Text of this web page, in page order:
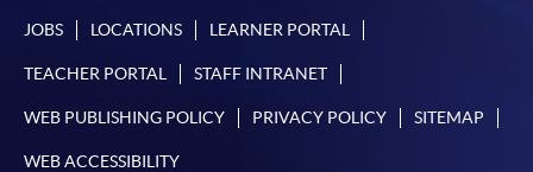
2. 支票或銀行本票
如以劃線支票或銀行本票繳付，抬頭請註明「香港大
人姓名。 閣下可：
JOBS LOCATIONS LEARNER PORTAL
TEACHER PORTAL STAFF INTRANET
WEB PUBLISHING POLICY PRIVACY POLICY SITEMAP
WEB ACCESSIBILITY